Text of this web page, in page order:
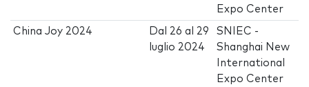
Expo Center
China Joy 2024 Dal 26 al 29
luglio 2024
SNIEC -
Shanghai New
International
Expo Center